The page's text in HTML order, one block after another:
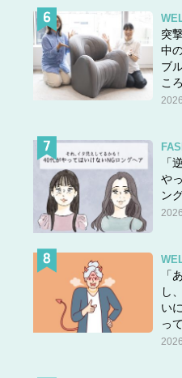
突
中
ブ
こ
「
や
ン
「
し
い
っ